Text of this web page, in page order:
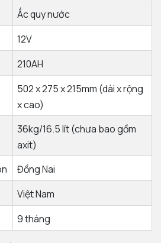
Ắc quy nước
12V
210AH
502 x 275 x 215mm (dài x rộng
x cao)
36kg/16.5 lít (chưa bao gồm
axit)
Đồng Nai
Việt Nam
9 tháng